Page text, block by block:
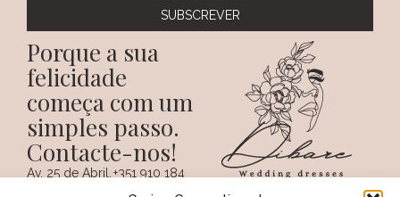
Porque a sua
felicidade
começa com um
simples passo.
Contacte-nos!
Av. 25 de Abril,
+351 910 184